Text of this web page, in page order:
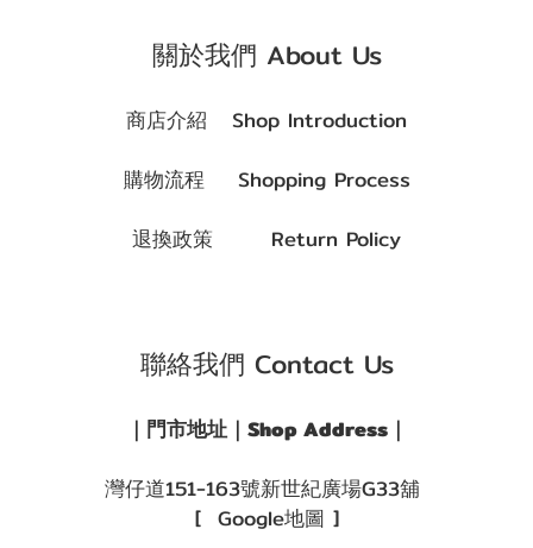
關於我們 About Us
商店介紹 Shop Introduction
購物流程 Shopping Process
退換政策 Return Policy
聯絡我們 Contact Us
｜門市地址｜Shop Address｜
灣仔道151-163號新世紀廣場G33舖
[ Google地圖 ]